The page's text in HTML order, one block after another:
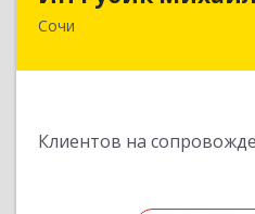
Сочи
Клиентов на